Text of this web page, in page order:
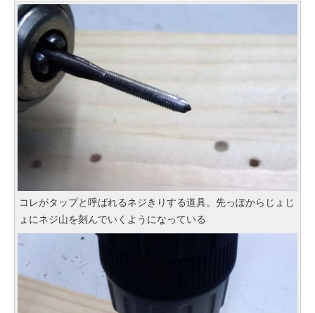
コレがタップと呼ばれるネジきりする道具。先っぽからじょじ
ょにネジ山を刻んでいくようになっている